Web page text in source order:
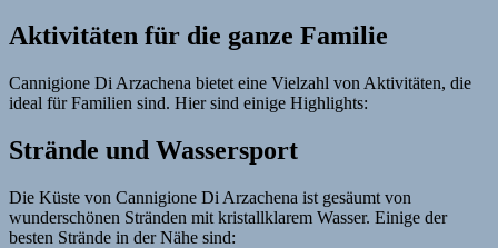
Aktivitäten für die ganze Familie
Cannigione Di Arzachena bietet eine Vielzahl von Aktivitäten, die
ideal für Familien sind. Hier sind einige Highlights:
Strände und Wassersport
Die Küste von Cannigione Di Arzachena ist gesäumt von
wunderschönen Stränden mit kristallklarem Wasser. Einige der
besten Strände in der Nähe sind: